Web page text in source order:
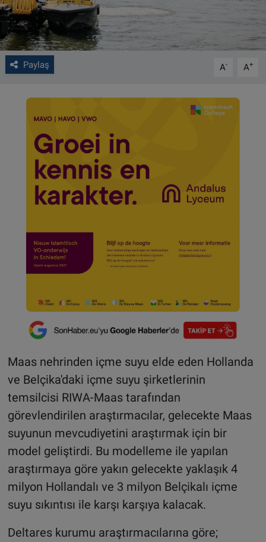
Paylaş A- A+
Maas nehrinden içme suyu elde eden Hollanda
ve Belçika'daki içme suyu şirketlerinin
temsilcisi RIWA-Maas tarafından
görevlendirilen araştırmacılar, gelecekte Maas
suyunun mevcudiyetini araştırmak için bir
model geliştirdi. Bu modelleme ile yapılan
araştırmaya göre yakın gelecekte yaklaşık 4
milyon Hollandalı ve 3 milyon Belçikalı içme
suyu sıkıntısı ile karşı karşıya kalacak.
Deltares kurumu araştırmacılarına göre;
Çerez Politikası